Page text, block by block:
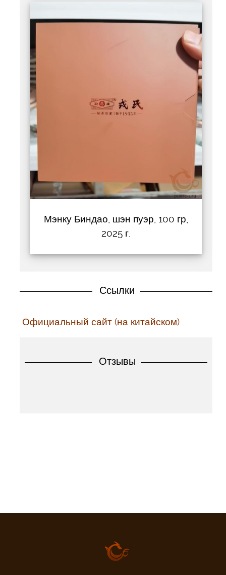
Мэнку Биндао, шэн пуэр, 100 гр,
2025 г.
Ссылки
Официальный сайт (на китайском)
Отзывы